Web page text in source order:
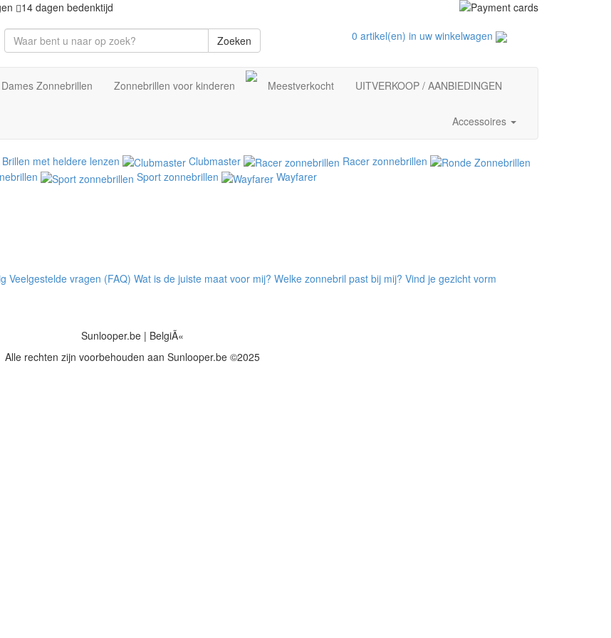
14 dagen bedenktijd
Zoeken 0 artikel(en) in uw winkelwagen
Dames Zonnebrillen Zonnebrillen voor kinderen Meestverkocht UITVERKOOP / AANBIEDINGEN
Accessoires
Brillen met heldere lenzen Clubmaster
Racer zonnebrillen
Sport zonnebrillen
Wayfarer
Veelgestelde vragen (FAQ) Wat is de juiste maat voor mij? Welke zonnebril past bij mij? Vind je gezicht vorm
Sunlooper.be | BelgiÃ«
Alle rechten zijn voorbehouden aan Sunlooper.be ©2025